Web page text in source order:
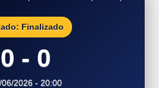
Finalizado
0 - 0
06/2026 - 20:00